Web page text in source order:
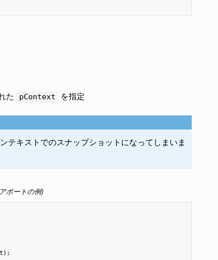
た pContext を指定
テキストでのスナップショットになってしまいま
ボートの例)
);